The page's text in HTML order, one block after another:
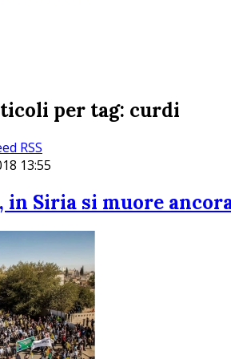
per tag: curdi
RSS
13:55
Siria si muore